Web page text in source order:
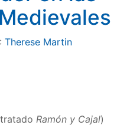
: Therese Martin
Ramón y Cajal)